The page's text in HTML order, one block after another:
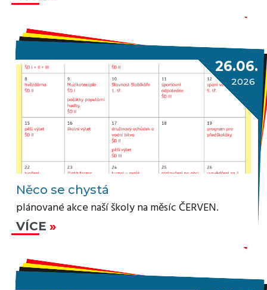
26.06.
2026
Něco se chystá
plánované akce naší školy na měsíc ČERVEN.
VÍCE